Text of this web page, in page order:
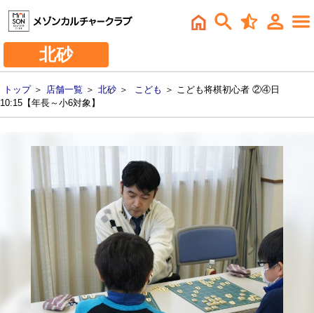
北砂
トップ＞ 店舗一覧 ＞ 北砂 ＞ こども ＞ こども将棋初心者 ②④日
10:15【年長～小6対象】